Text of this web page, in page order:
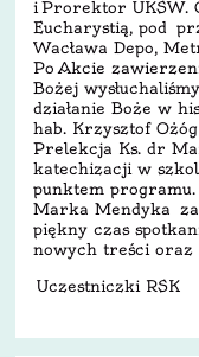
i Prorektor UKSW.
Eucharystią, pod
Wacława Depo,
Po Akcie
Bożej
działanie Boże w
hab. Krzysztof
Prelekcja Ks. dr
katechizacji w
punktem programu.
Marka Mendyka
piękny czas
nowych treści oraz
Uczestniczki RSK